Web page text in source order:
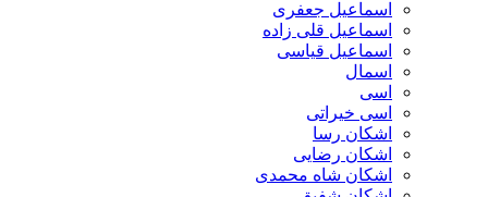
اسماعیل جعفری
اسماعیل قلی زاده
اسماعیل قیاسی
اسمال
اسی
اسی خیراتی
اشکان رسا
اشکان رضایی
اشکان شاه محمدی